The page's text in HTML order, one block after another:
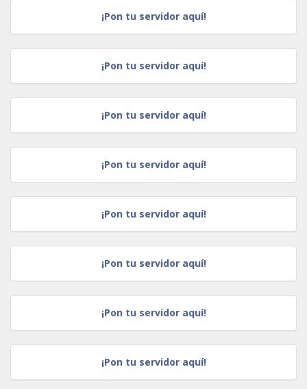
¡Pon tu servidor aquí!
¡Pon tu servidor aquí!
¡Pon tu servidor aquí!
¡Pon tu servidor aquí!
¡Pon tu servidor aquí!
¡Pon tu servidor aquí!
¡Pon tu servidor aquí!
¡Pon tu servidor aquí!